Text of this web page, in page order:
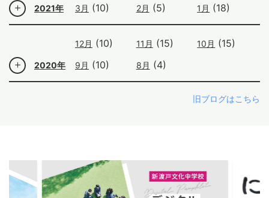
2021年 3月 (10) 2月 (5) 1月 (18)
2020年
12月 (10) 11月 (15) 10月 (15)
9月 (10) 8月 (4)
旧ブログはこちら